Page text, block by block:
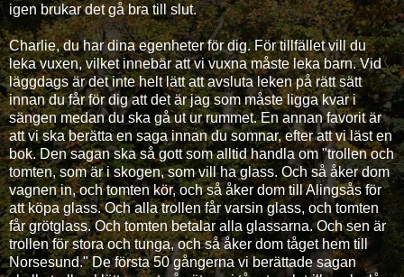
igen brukar det gå bra till slut.
Charlie, du har dina egenheter för dig. För tillfället vill du
leka vuxen, vilket innebär att vi vuxna måste leka barn. Vid
läggdags är det inte helt lätt att avsluta leken på rätt sätt
innan du får för dig att det är jag som måste ligga kvar i
sängen medan du ska gå ut ur rummet. En annan favorit är
att vi ska berätta en saga innan du somnar, efter att vi läst en
bok. Den sagan ska så gott som alltid handla om "trollen och
tomten, som är i skogen, som vill ha glass. Och så åker dom
vagnen in, och tomten kör, och så åker dom till Alingsås för
att köpa glass. Och alla trollen får varsin glass, och tomten
får grötglass. Och tomten betalar alla glassarna. Och sen är
trollen för stora och tunga, och så åker dom tåget hem till
Norsesund." De första 50 gångerna vi berättade sagan